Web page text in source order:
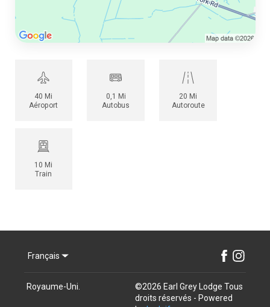
40 Mi
Aéroport
0,1 Mi
Autobus
20 Mi
Autoroute
10 Mi
Train
Français
Royaume-Uni ©2026 Earl Grey Lodge Tous
droits réservés - Powered